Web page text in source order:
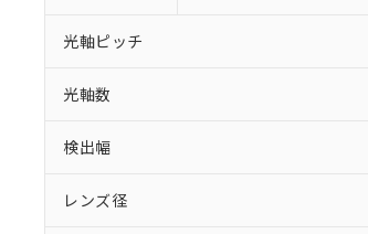
光軸ピッチ
光軸数
検出幅
レンズ径